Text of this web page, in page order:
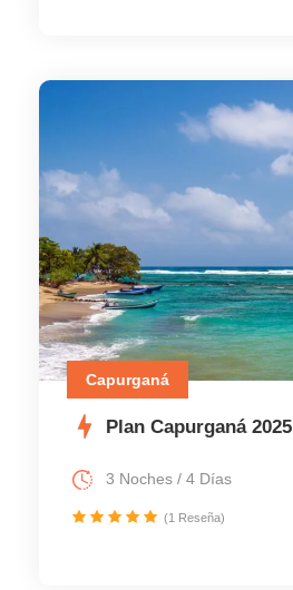
Capurganá
Plan Capurganá 2025
3 Noches / 4 Días
(1 Reseña)